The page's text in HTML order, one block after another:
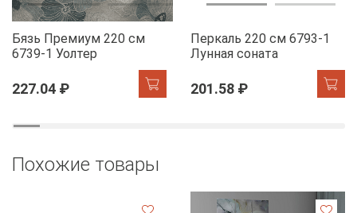
Бязь Премиум 220 см
6739-1 Уолтер
227.04 ₽
Перкаль 220 см 6793-1
Лунная соната
201.58 ₽
Похожие товары